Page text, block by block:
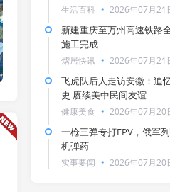
生活百科 2026年07月21
新建重庆至万州高速铁路
施工完成
熠居快讯 2026年07月21
飞虎队后人走访安徽：追
史 赓续美中民间友谊
健康美食 2026年07月20
一枪三弹专打FPV，俄军
机弹药
实事要闻 2026年07月20